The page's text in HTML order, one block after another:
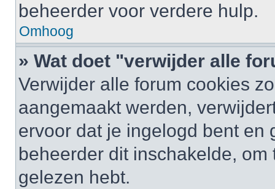
beheerder voor verdere hulp.
Omhoog
» Wat doet "verwijder alle
Verwijder alle forum cookies
aangemaakt werden,
ervoor dat je ingelogd bent en
beheerder dit inschakelde,
gelezen hebt.